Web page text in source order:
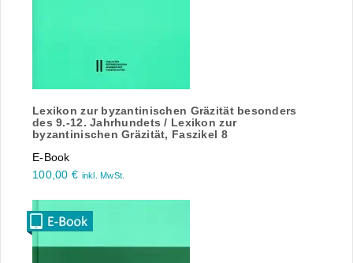
Lexikon zur byzantinischen Gräzität besonders
des 9.-12. Jahrhundets / Lexikon zur
byzantinischen Gräzität, Faszikel 8
E-Book
100,00 € inkl. MwSt.